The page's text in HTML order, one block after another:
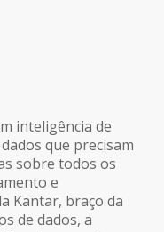
inteligência de
que precisam
sobre todos os
e
Kantar, braço da
de dados, a